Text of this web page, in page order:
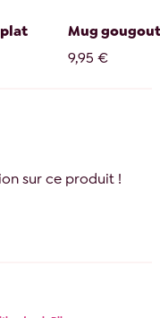
Mug
9,95 €
sur ce produit !